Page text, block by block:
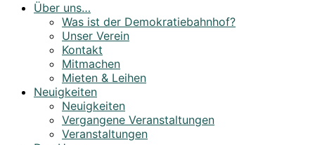
Über uns…
Was ist der Demokratiebahnhof?
Unser Verein
Kontakt
Mitmachen
Mieten & Leihen
Neuigkeiten
Neuigkeiten
Vergangene Veranstaltungen
Veranstaltungen